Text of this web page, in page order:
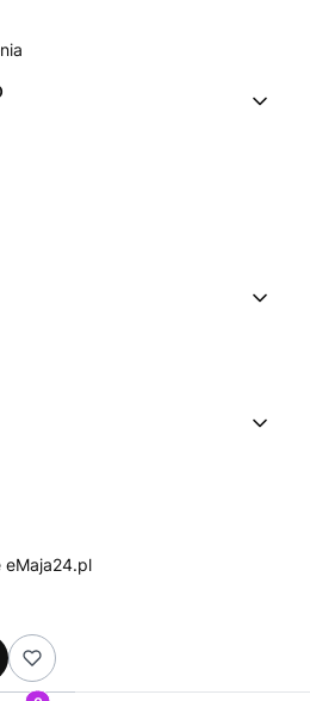
eMaja24.pl